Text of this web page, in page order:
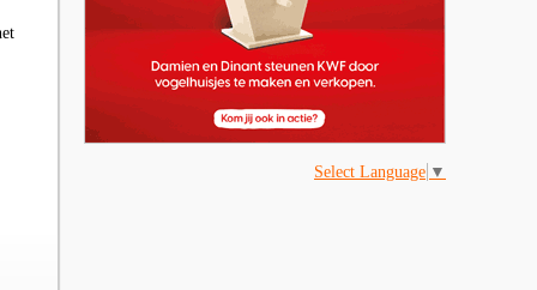
Select Language ▼